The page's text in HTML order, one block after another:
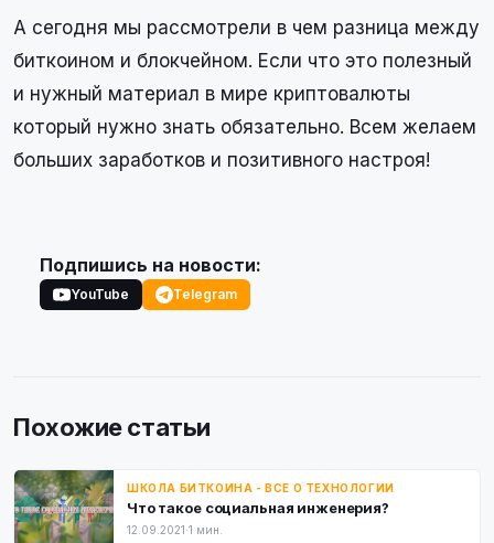
А сегодня мы рассмотрели в чем разница между
биткоином и блокчейном. Если что это полезный
и нужный материал в мире криптовалюты
который нужно знать обязательно. Всем желаем
больших заработков и позитивного настроя!
Подпишись на новости:
YouTube Telegram
Похожие статьи
ШКОЛА БИТКОИНА - ВСЕ О ТЕХНОЛОГИИ
Что такое социальная инженерия?
12.09.2021·1 мин.